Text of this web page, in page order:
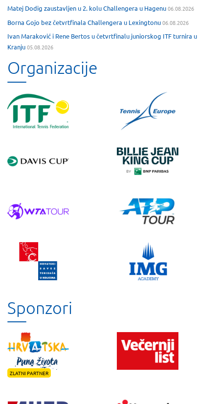
Matej Dodig zaustavljen u 2. kolu Challengera u Hagenu06.08.2026
Borna Gojo bez četvrtfinala Challengera u Lexingtonu06.08.2026
Ivan Maraković i Rene Bertos u četvrtfinalu juniorskog ITF turnira u
Kranju05.08.2026
Organizacije
Sponzori
ZLATNI PARTNER